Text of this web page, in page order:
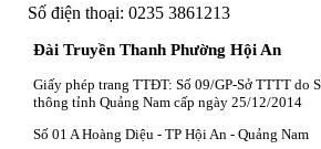
Số điện thoại: 0235 3861213
Đài Truyền Thanh Phường Hội An
Giấy phép trang TTĐT: Số 09/GP-Sở TTTT do
thông tỉnh Quảng Nam cấp ngày 25/12/2014
Số 01 A Hoàng Diệu - TP Hội An - Quảng Nam